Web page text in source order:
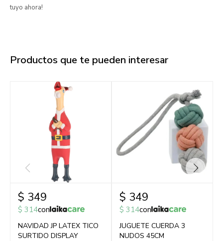
tuyo ahora!
Productos que te pueden interesar
$ 349
$ 314con
NAVIDAD JP LATEX TICO
SURTIDO DISPLAY
$ 349
$ 314con
JUGUETE CUERDA 3
NUDOS 45CM